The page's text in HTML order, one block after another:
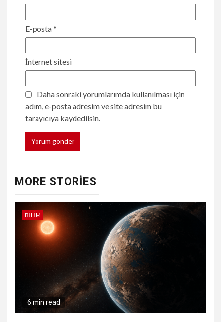
E-posta*
İnternet sitesi
Daha sonraki yorumlarımda kullanılması için
adım, e-posta adresim ve site adresim bu
tarayıcıya kaydedilsin.
MORE STORIES
BILIM
6 min read